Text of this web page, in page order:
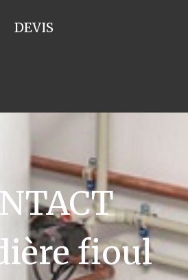
DEVIS
fioul